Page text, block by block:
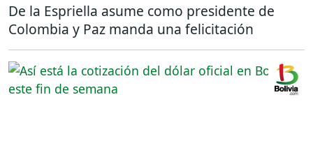
De la Espriella asume como presidente de
Colombia y Paz manda una felicitación